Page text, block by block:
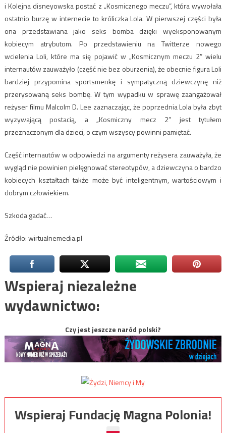
i Kolejna disneyowska postać z „Kosmicznego meczu”, która wywołała
ostatnio burzę w internecie to króliczka Lola. W pierwszej części była
ona przedstawiana jako seks bomba dzięki wyeksponowanym
kobiecym atrybutom. Po przedstawieniu na Twitterze nowego
wcielenia Loli, które ma się pojawić w „Kosmicznym meczu 2” wielu
internautów zauważyło (część nie bez oburzenia), że obecnie figura Loli
bardziej przypomina sportsmenkę i sympatyczną dziewczynę niż
przerysowaną seks bombę. W tym wypadku w sprawę zaangażował
reżyser filmu Malcolm D. Lee zaznaczając, że poprzednia Lola była zbyt
wyzywającą postacią, a „Kosmiczny mecz 2” jest tytułem
przeznaczonym dla dzieci, o czym wszyscy powinni pamiętać.
Część internautów w odpowiedzi na argumenty reżysera zauważyła, że
wygląd nie powinien pielęgnować stereotypów, a dziewczyna o bardzo
kobiecych kształtach także może być inteligentnym, wartościowym i
dobrym człowiekiem.
Szkoda gadać…
Źródło: wirtualnemedia.pl
Wspieraj niezależne
wydawnictwo:
Czy jest jeszcze naród polski?
Wspieraj Fundację Magna Polonia!